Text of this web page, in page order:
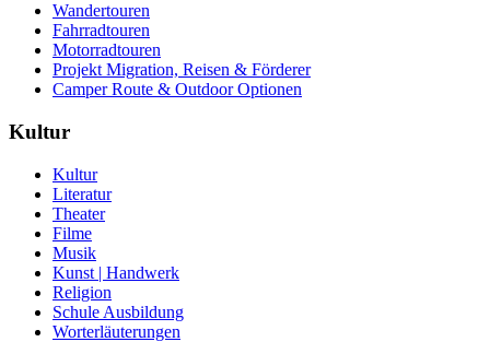
Wandertouren
Fahrradtouren
Motorradtouren
Projekt Migration, Reisen & Förderer
Camper Route & Outdoor Optionen
Kultur
Kultur
Literatur
Theater
Filme
Musik
Kunst | Handwerk
Religion
Schule Ausbildung
Worterläuterungen